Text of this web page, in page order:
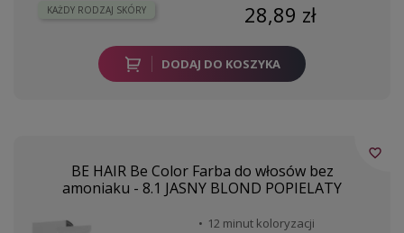
KAŻDY RODZAJ SKÓRY 28,89 zł
DODAJ DO KOSZYKA
BE HAIR Be Color Farba do włosów bez
amoniaku - 8.1 JASNY BLOND POPIELATY
12 minut koloryzacji
favorite_border